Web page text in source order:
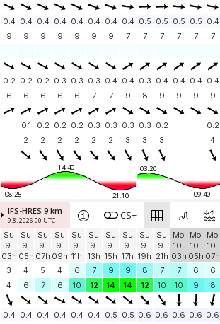
0.4 0.4 0.4 0.4 0.4 0.4 0.4 0.4 0.5 0.5 0.5 0.5 0.4
9
9 9 9 9 9 9 7 7 7 7 7 7
0.2 0.2 0.2 0.3 0.3 0.3 0.4 0.4 0.3 0.4 0.4 0.4 0.4
6
6 6 6 6 7 7 9 8 9 9 9 9
0.1 0.2 0.2 0.2 0.3 0.3 0.3 0.3 0.2 0.2
2
2 2 2 2 2 3 3 3 4
14:40
08:25 21:10
03:20
09:40
IFS-HRES 9 km
9.8. 2026 00 UTC CS+
Su
9.
03h
Su
9.
05h
Su
9.
07h
Su
9.
09h
Su
9.
11h
Su
9.
13h
Su
9.
15h
Su
9.
17h
Su
9.
19h
Su
9.
21h
Mo
10.
03h
Mo
10.
05h
Mo
10.
07h
3
4 5 4 6 7 9 9 8 7 7 6 6
4
6 7 6 10 12 14 14 12 10 10 9 8
0.4 0.4 0.4 0.4 0.4 0.4 0.5 0.5 0.6 0.6 0.6 0.6 0.6